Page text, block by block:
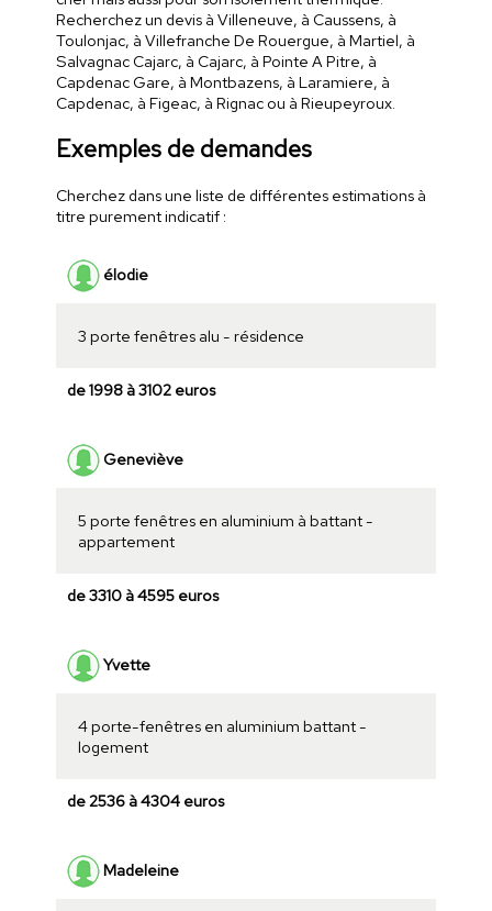
Recherchez un devis à Villeneuve, à Caussens, à
Toulonjac, à Villefranche De Rouergue, à Martiel, à
Salvagnac Cajarc, à Cajarc, à Pointe A Pitre, à
Capdenac Gare, à Montbazens, à Laramiere, à
Capdenac, à Figeac, à Rignac ou à Rieupeyroux.
Exemples de demandes
Cherchez dans une liste de différentes estimations à
titre purement indicatif :
élodie
3 porte fenêtres alu - résidence
de 1998 à 3102 euros
Geneviève
5 porte fenêtres en aluminium à battant -
appartement
de 3310 à 4595 euros
Yvette
4 porte-fenêtres en aluminium battant -
logement
de 2536 à 4304 euros
Madeleine